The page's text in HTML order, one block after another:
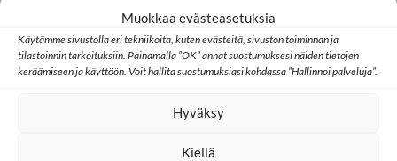
Muokkaa evästeasetuksia
Käytämme sivustolla eri tekniikoita, kuten evästeitä, sivuston toiminnan ja
tilastoinnin tarkoituksiin. Painamalla ”OK” annat suostumuksesi näiden tietojen
keräämiseen ja käyttöön. Voit hallita suostumuksiasi kohdassa ”Hallinnoi palveluja”.
Hyväksy
Kiellä